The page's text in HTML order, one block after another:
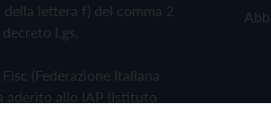
della lettera f) del comma 2
Lgs.
(Federazione Italiana
aderito allo IAP (Istituto